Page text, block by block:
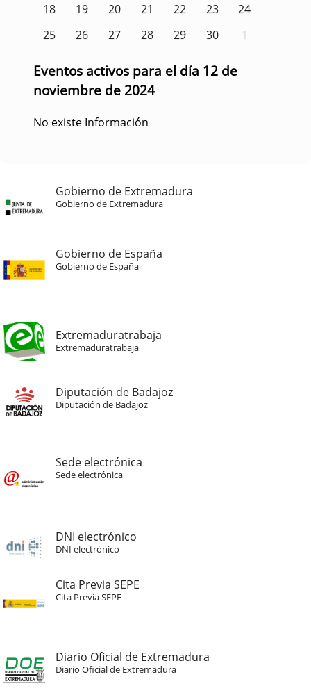
18
19 20 21 22 23
24
25
26 27 28 29 30 1
Eventos activos para el día 12 de
noviembre de 2024
No existe Información
Gobierno de Extremadura
Gobierno de Extremadura
Gobierno de España
Gobierno de España
Extremaduratrabaja
Extremaduratrabaja
Diputación de Badajoz
Diputación de Badajoz
Sede electrónica
Sede electrónica
DNI electrónico
DNI electrónico
Cita Previa SEPE
Cita Previa SEPE
Diario Oficial de Extremadura
Diario Oficial de Extremadura